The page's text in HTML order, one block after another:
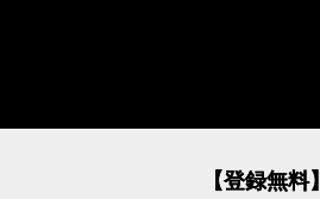
【登録無料】